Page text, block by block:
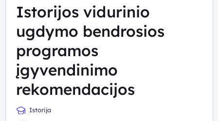
Istorijos vidurinio
ugdymo bendrosios
programos
įgyvendinimo
rekomendacijos
Istorija